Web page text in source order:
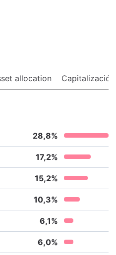
allocation Capitalización
28,8%
17,2%
15,2%
10,3%
6,1%
6,0%